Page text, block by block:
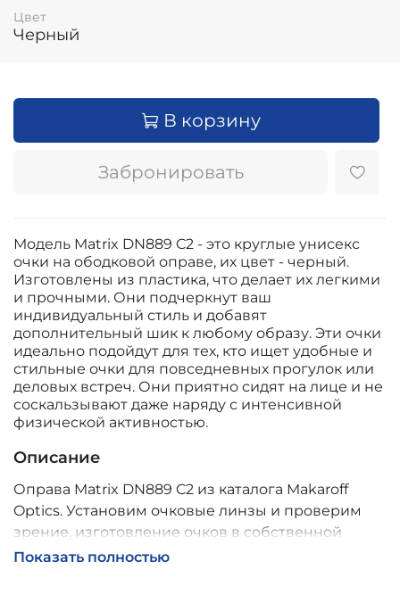
Цвет
Черный
В корзину
Забронировать
Модель Matrix DN889 C2 - это круглые унисекс
очки на ободковой оправе, их цвет - черный.
Изготовлены из пластика, что делает их легкими
и прочными. Они подчеркнут ваш
индивидуальный стиль и добавят
дополнительный шик к любому образу. Эти очки
идеально подойдут для тех, кто ищет удобные и
стильные очки для повседневных прогулок или
деловых встреч. Они приятно сидят на лице и не
соскальзывают даже наряду с интенсивной
физической активностью.
Описание
Оправа Matrix DN889 C2 из каталога Makaroff
Optics. Установим очковые линзы и проверим
зрение, изготовление очков в собственной
мастерской, обычно 2–5 дней, индивидуальные
Показать полностью